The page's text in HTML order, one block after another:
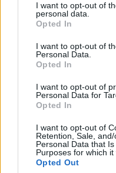
I want to opt-out of
personal data.
Opted In
I want to opt-out of
Personal Data.
Opted In
I want to opt-out of
Personal Data for
Opted In
I want to opt-out of
Retention, Sale,
Personal Data that
Purposes for which it
Opted Out
Stephanie Coontz
οποίας «Marriage, A
ιστορία)
Δικαστηρίου των
γάμων, εξηγεί ότι οι
ταξικές διαιρέσεις.
κάποιον ή κάποια που
από σένα, λέει, ενώ ο